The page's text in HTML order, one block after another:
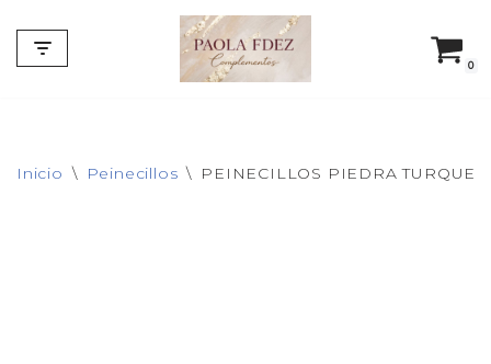
Saltar
0
Inicio \ Peinecillos \ PEINECILLOS PIEDRA